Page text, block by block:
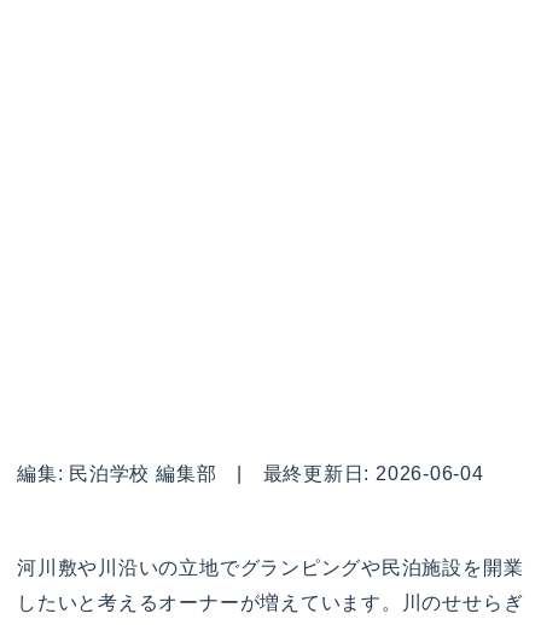
編集: 民泊学校 編集部 | 最終更新日: 2026-06-04
河川敷や川沿いの立地でグランピングや民泊施設を開業
したいと考えるオーナーが増えています。川のせせらぎ